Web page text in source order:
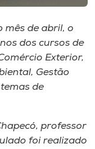
mês de abril, o
dos cursos de
Exterior,
Gestão
de
professor
foi realizado